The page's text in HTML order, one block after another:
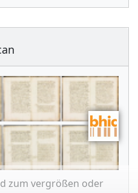
zum vergrößen oder